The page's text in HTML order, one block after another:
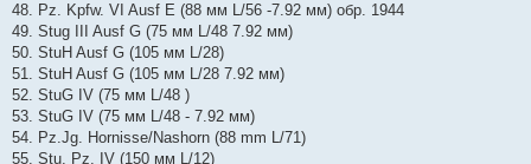
48. Pz. Kpfw. VI Ausf Е (88 мм L/56 -7.92 мм) обр. 1944
49. Stug III Ausf G (75 мм L/48 7.92 мм)
50. StuH Ausf G (105 мм L/28)
51. StuH Ausf G (105 мм L/28 7.92 мм)
52. StuG IV (75 мм L/48 )
53. StuG IV (75 мм L/48 - 7.92 мм)
54. Pz.Jg. Hornisse/Nashorn (88 mm L/71)
55. Stu. Pz. IV (150 мм L/12)